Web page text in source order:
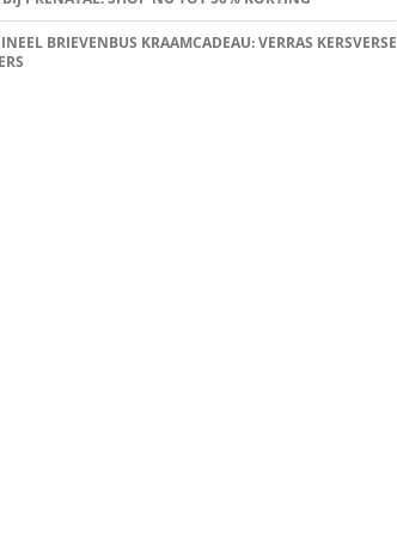
BRIEVENBUS KRAAMCADEAU: VERRAS KERSVERSE